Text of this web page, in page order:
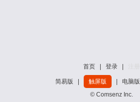
首页 登录
简易版 触屏版 电脑版
© Comsenz Inc.